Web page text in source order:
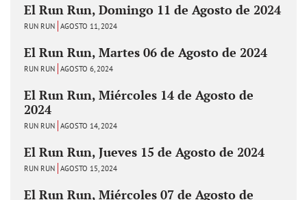
El Run Run, Domingo 11 de Agosto de 2024
RUN RUN AGOSTO 11, 2024
El Run Run, Martes 06 de Agosto de 2024
RUN RUN AGOSTO 6, 2024
El Run Run, Miércoles 14 de Agosto de
2024
RUN RUN AGOSTO 14, 2024
El Run Run, Jueves 15 de Agosto de 2024
RUN RUN AGOSTO 15, 2024
El Run Run, Miércoles 07 de Agosto de